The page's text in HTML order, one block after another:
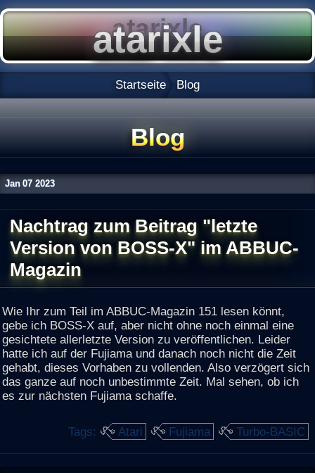
Startseite Blog
Blog
Jan 07 2023
Nachtrag zum Beitrag "letzte
Version von BOSS-X" im ABBUC-
Magazin
Wie Ihr zum Teil im ABBUC-Magazin 151 lesen könnt,
gebe ich BOSS-X auf, aber nicht ohne noch einmal eine
gesichtete allerletzte Version zu veröffentlichen. Leider
hatte ich auf der Fujiama und danach noch nicht die Zeit
gehabt, dieses Vorhaben zu vollenden. Also verzögert sich
das ganze auf noch unbestimmte Zeit. Mal sehen, ob ich
es zur nächsten Fujiama schaffe.
Tags: Atari Fujiama Turbo-BASIC